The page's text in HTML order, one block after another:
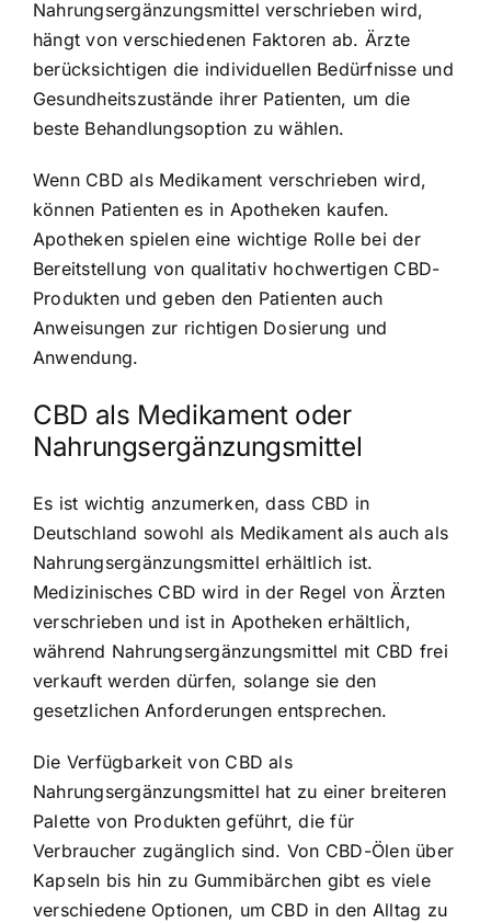
Nahrungsergänzungsmittel verschrieben wird,
hängt von verschiedenen Faktoren ab. Ärzte
berücksichtigen die individuellen Bedürfnisse und
Gesundheitszustände ihrer Patienten, um die
beste Behandlungsoption zu wählen.
Wenn CBD als Medikament verschrieben wird,
können Patienten es in Apotheken kaufen.
Apotheken spielen eine wichtige Rolle bei der
Bereitstellung von qualitativ hochwertigen CBD-
Produkten und geben den Patienten auch
Anweisungen zur richtigen Dosierung und
Anwendung.
CBD als Medikament oder
Nahrungsergänzungsmittel
Es ist wichtig anzumerken, dass CBD in
Deutschland sowohl als Medikament als auch als
Nahrungsergänzungsmittel erhältlich ist.
Medizinisches CBD wird in der Regel von Ärzten
verschrieben und ist in Apotheken erhältlich,
während Nahrungsergänzungsmittel mit CBD frei
verkauft werden dürfen, solange sie den
gesetzlichen Anforderungen entsprechen.
Die Verfügbarkeit von CBD als
Nahrungsergänzungsmittel hat zu einer breiteren
Palette von Produkten geführt, die für
Verbraucher zugänglich sind. Von CBD-Ölen über
Kapseln bis hin zu Gummibärchen gibt es viele
verschiedene Optionen, um CBD in den Alltag zu